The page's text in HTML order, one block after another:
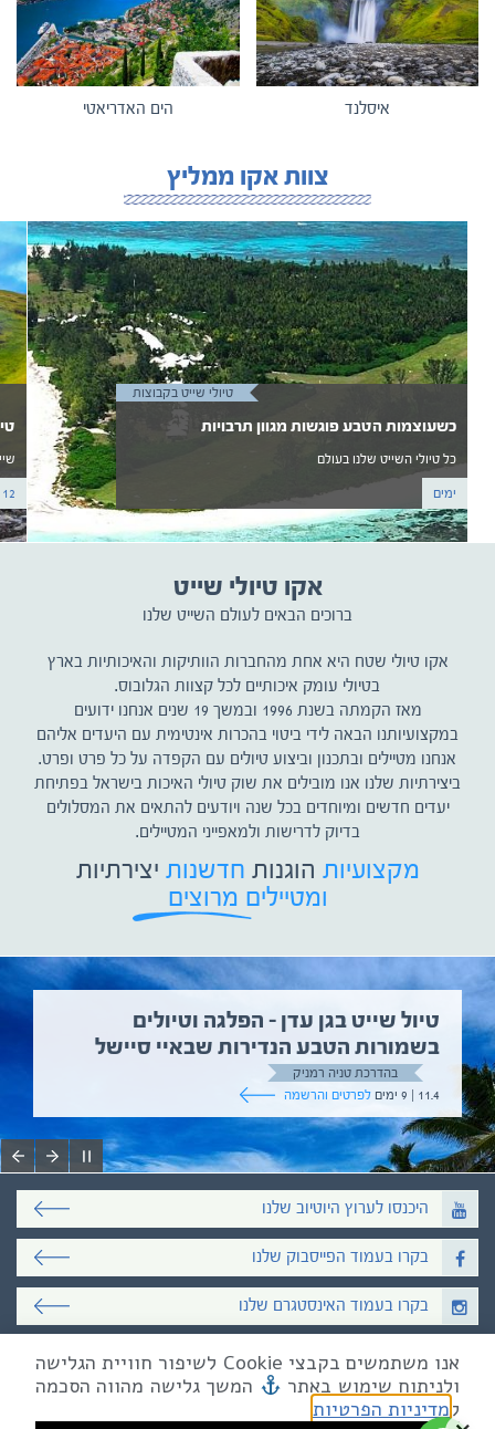
איסלנד הים האדריאטי
צוות אקו ממליץ
טיולי שייט בקבוצות
כשעוצמות הטבע פוגשות מגוון תרבויות
כל טיולי השייט שלנו בעולם
ימים 12 ימים
אקו טיולי שייט
ברוכים הבאים לעולם השייט שלנו
אקו טיולי שטח היא אחת מהחברות הוותיקות והאיכותיות בארץ
בטיולי עומק איכותיים לכל קצוות הגלובוס.
מאז הקמתה בשנת 1996 ובמשך 19 שנים אנחנו ידועים
במקצועיותנו הבאה לידי ביטוי בהכרות אינטימית עם היעדים אליהם
אנחנו מטיילים ובתכנון וביצוע טיולים עם הקפדה על כל פרט ופרט.
ביצירתיות שלנו אנו מובילים את שוק טיולי האיכות בישראל בפתיחת
יעדים חדשים ומיוחדים בכל שנה ויודעים להתאים את המסלולים
בדיוק לדרישות ולמאפייני המטיילים.
מקצועיות הוגנות חדשנות יצירתיות
ומטיילים מרוצים
שייט בגן עדן – הפלגה וטיולים
הטבע הנדירות שבאיי סיישל
בהדרכת טניה רמניק
לפרטים והרשמה
היכנסו לערוץ היוטיוב שלנו
בקרו בעמוד הפייסבוק שלנו
בקרו בעמוד האינסטגרם שלנו
כל הזכויות שמורות לאקו טיולי שטח
טלפון03-6879090| פקס 03-6879099
מייל mail@eco.co.il
אנו משתמשים בקבצי Cookie לשיפור חוויית הגלישה
ולניתוח שימוש באתר
המשך גלישה מהווה הסכמה
למדיניות הפרטיות